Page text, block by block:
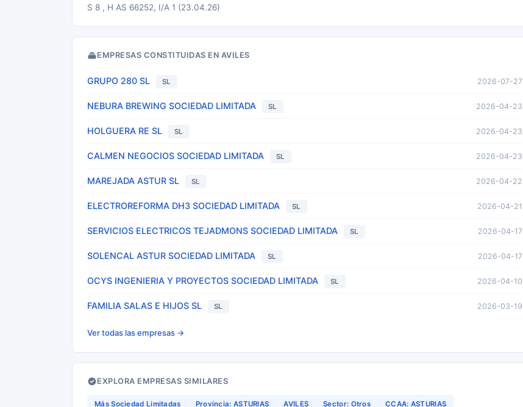
S 8 , H AS 66252, I/A 1 (23.04.26)
EMPRESAS CONSTITUIDAS EN AVILES
GRUPO 280 SL SL 2026-07-27
NEBURA BREWING SOCIEDAD LIMITADA SL 2026-04-23
HOLGUERA RE SL SL 2026-04-23
CALMEN NEGOCIOS SOCIEDAD LIMITADA SL 2026-04-23
MAREJADA ASTUR SL SL 2026-04-22
ELECTROREFORMA DH3 SOCIEDAD LIMITADA SL 2026-04-21
SERVICIOS ELECTRICOS TEJADMONS SOCIEDAD LIMITADA SL 2026-04-17
SOLENCAL ASTUR SOCIEDAD LIMITADA SL 2026-04-17
OCYS INGENIERIA Y PROYECTOS SOCIEDAD LIMITADA SL 2026-04-10
FAMILIA SALAS E HIJOS SL SL 2026-03-19
Ver todas las empresas →
EXPLORA EMPRESAS SIMILARES
Más Sociedad Limitadas Provincia: ASTURIAS AVILES Sector: Otros CCAA: ASTURIAS